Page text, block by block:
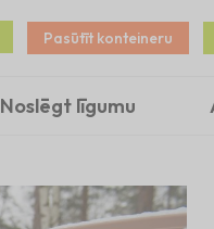
Pasūtīt konteineru
Noslēgt līgumu